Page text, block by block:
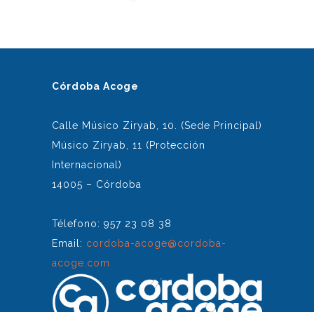
Córdoba Acoge
Calle Músico Ziryab, 10. (Sede Principal)
Músico Ziryab, 11 (Protección
Internacional)
14005 – Córdoba
Télefono: 957 23 08 38
Email: cordoba-acoge@cordoba-
acoge.com